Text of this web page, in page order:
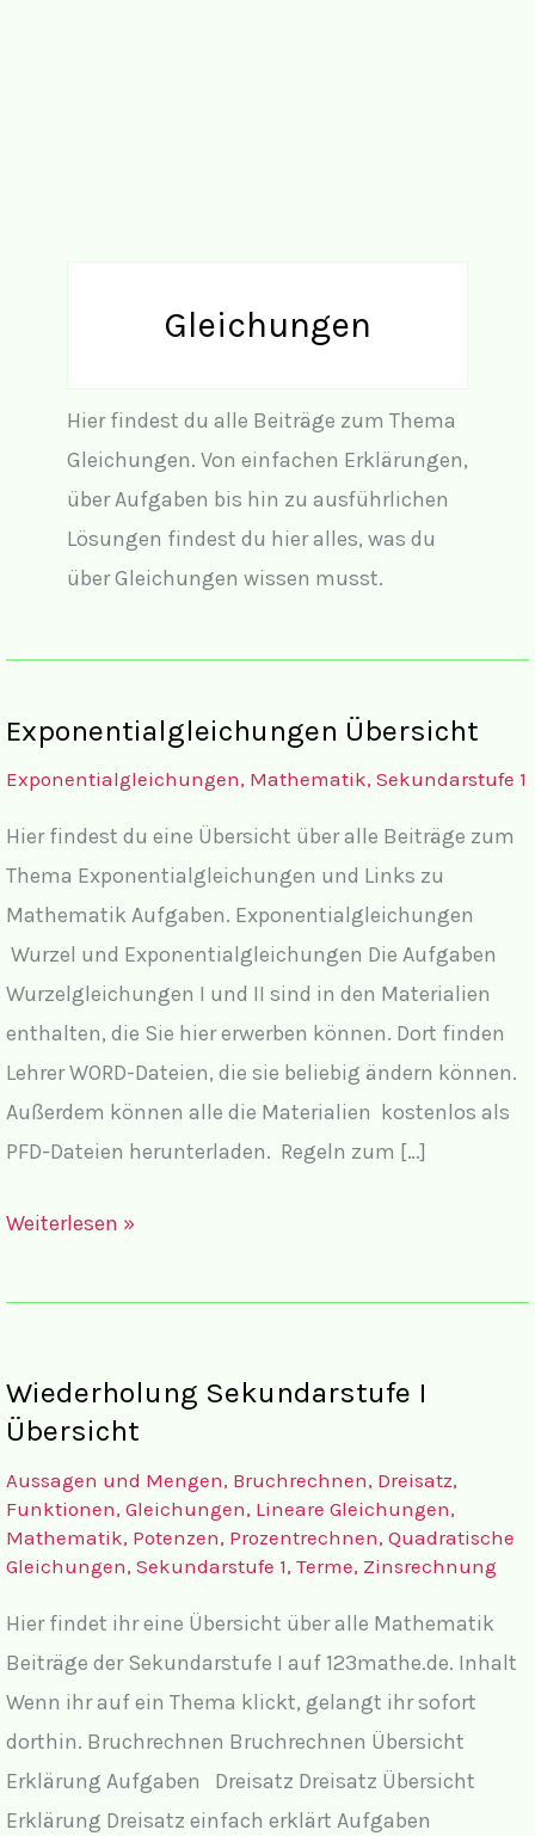
Gleichungen
Hier findest du alle Beiträge zum Thema
Gleichungen. Von einfachen Erklärungen,
über Aufgaben bis hin zu ausführlichen
Lösungen findest du hier alles, was du
über Gleichungen wissen musst.
Exponentialgleichungen Übersicht
Exponentialgleichungen, Mathematik, Sekundarstufe 1
Hier findest du eine Übersicht über alle Beiträge zum
Thema Exponentialgleichungen und Links zu
Mathematik Aufgaben. Exponentialgleichungen
Wurzel und Exponentialgleichungen Die Aufgaben
Wurzelgleichungen I und II sind in den Materialien
enthalten, die Sie hier erwerben können. Dort finden
Lehrer WORD-Dateien, die sie beliebig ändern können.
Außerdem können alle die Materialien kostenlos als
PFD-Dateien herunterladen. Regeln zum […]
Exponentialgleichungen
Weiterlesen »
Wiederholung Sekundarstufe I
Übersicht
Aussagen und Mengen, Bruchrechnen, Dreisatz,
Funktionen, Gleichungen, Lineare Gleichungen,
Mathematik, Potenzen, Prozentrechnen, Quadratische
Gleichungen, Sekundarstufe 1, Terme, Zinsrechnung
Hier findet ihr eine Übersicht über alle Mathematik
Beiträge der Sekundarstufe I auf 123mathe.de. Inhalt
Wenn ihr auf ein Thema klickt, gelangt ihr sofort
dorthin. Bruchrechnen Bruchrechnen Übersicht
Erklärung Aufgaben Dreisatz Dreisatz Übersicht
Erklärung Dreisatz einfach erklärt Aufgaben